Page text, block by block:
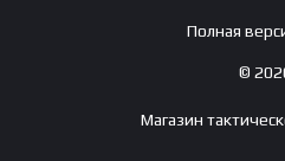
Полная
©
Магазин